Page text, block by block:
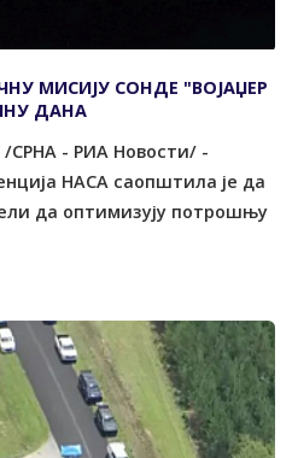
МИСИЈУ СОНДЕ "ВОЈАЏЕР
ДАНА
- РИА Новости/ -
НАСА саопштила је да
да оптимизују потрошњу